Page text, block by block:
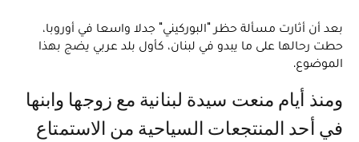
بعد أن أثارت مسألة حظر "البوركيني" جدلا واسعا في أوروبا،
حطت رحالها على ما يبدو في لبنان، كأول بلد عربي يضج بهذا
الموضوع.
ومنذ أيام منعت سيدة لبنانية مع زوجها وابنها
في أحد المنتجعات السياحية من الاستمتاع